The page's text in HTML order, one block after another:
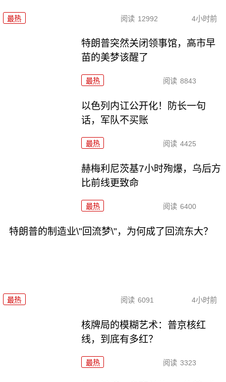
最热 阅读 12992 4小时前
特朗普突然关闭领事馆，高市早
苗的美梦该醒了
最热 阅读 8843
以色列内讧公开化！防长一句
话，军队不买账
最热 阅读 4425
赫梅利尼茨基7小时殉爆，乌后方
比前线更致命
最热 阅读 6400
特朗普的制造业\"回流梦\"，为何成了回流东大？
最热 阅读 6091 4小时前
核牌局的模糊艺术：普京核红
线，到底有多红？
最热 阅读 3323